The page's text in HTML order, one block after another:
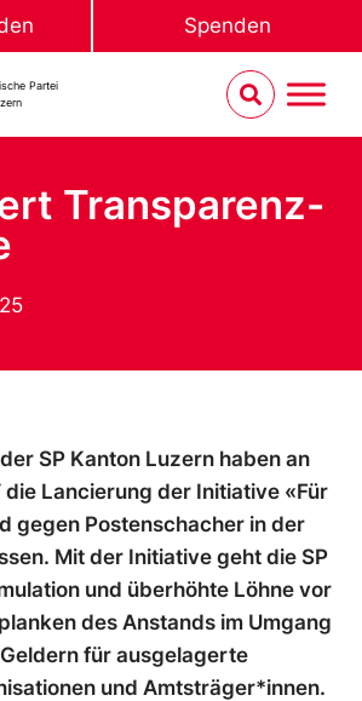
Spenden
Partei
Transparenz-
SP Kanton Luzern haben an
die Lancierung der Initiative «Für
gegen Postenschacher in der
Mit der Initiative geht die SP
und überhöhte Löhne vor
des Anstands im Umgang
für ausgelagerte
und Amtsträger*innen.